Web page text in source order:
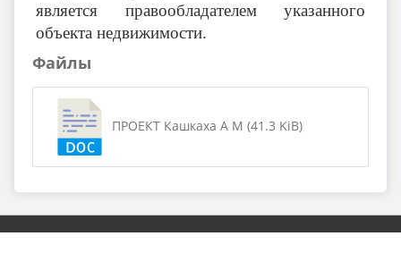
является правообладателем указанного
объекта недвижимости.
Файлы
ПРОЕКТ Кашкаха А М (41.3 KiB)